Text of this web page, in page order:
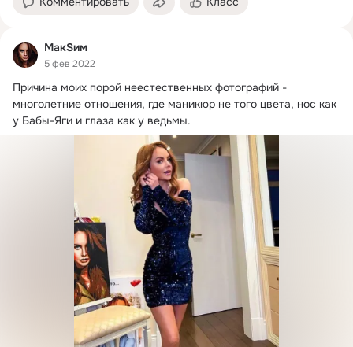
МакSим
5 фев 2022
Причина моих порой неестественных фотографий -
многолетние отношения, где маникюр не того цвета, нос как
у Бабы-Яги и глаза как у ведьмы.